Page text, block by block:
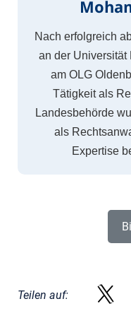
Nach erfolgreich
an der Universität
am OLG
Tätigkeit als
Landesbehörde
als
Expertise
Teilen auf: